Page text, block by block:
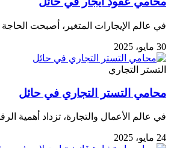
في عالم الإيجارات المتغير، أصبحت
30 مايو، 2025
التستر التجاري
محامي التستر التجاري في حائل
في عالم الأعمال والتجارة، تزداد أهمية
24 مايو، 2025